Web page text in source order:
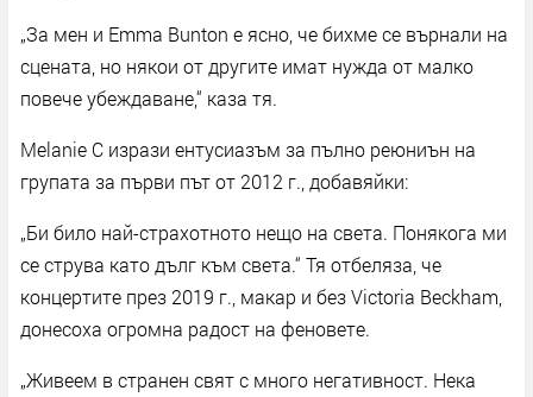
„За мен и Emma Bunton е ясно, че бихме се върнали на
сцената, но някои от другите имат нужда от малко
повече убеждаване,“ каза тя.
Melanie C изрази ентусиазъм за пълно реюниън на
групата за първи път от 2012 г., добавяйки:
„Би било най-страхотното нещо на света. Понякога ми
се струва като дълг към света.“ Тя отбеляза, че
концертите през 2019 г., макар и без Victoria Beckham,
донесоха огромна радост на феновете.
„Живеем в странен свят с много негативност. Нека